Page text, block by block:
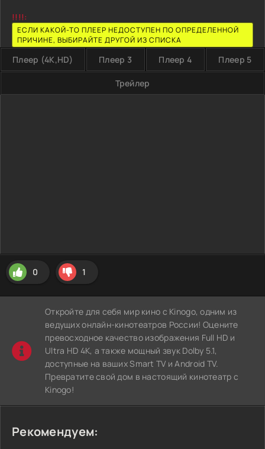
!!!!:
ЕСЛИ КАКОЙ-ТО ПЛЕЕР НЕДОСТУПЕН ПО ОПРЕДЕЛЕННОЙ
ПРИЧИНЕ, ВЫБИРАЙТЕ ДРУГОЙ ИЗ СПИСКА
Плеер (4K,HD) Плеер 3 Плеер 4 Плеер 5
Трейлер
0 1
Откройте для себя мир кино с Kinogo, одним из
ведущих онлайн-кинотеатров России! Оцените
превосходное качество изображения Full HD и
Ultra HD 4K, а также мощный звук Dolby 5.1,
доступные на ваших Smart TV и Android TV.
Превратите свой дом в настоящий кинотеатр с
Kinogo!
Рекомендуем: